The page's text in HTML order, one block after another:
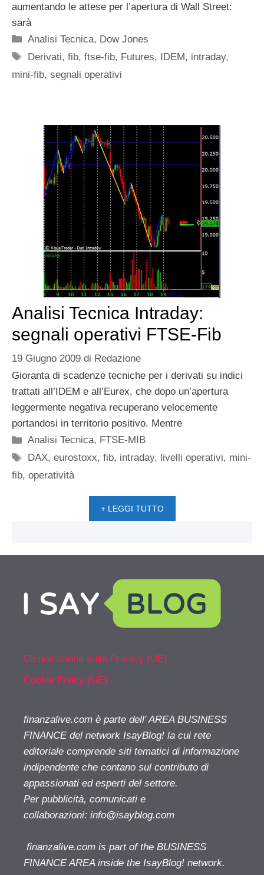
aumentando le attese per l’apertura di Wall Street:
sarà
Categorie
Analisi Tecnica, Dow Jones
Tag
Derivati,fib,ftse-fib, Futures, IDEM, intraday,
mini-fib, segnali operativi
Analisi Tecnica Intraday:
segnali operativi FTSE-Fib
19 Giugno 2009 di Redazione
Gioranta di scadenze tecniche per i derivati su indici
trattati all’IDEM e all’Eurex, che dopo un’apertura
leggermente negativa recuperano velocemente
portandosi in territorio positivo. Mentre
Categorie
Analisi Tecnica, FTSE-MIB
Tag
DAX,eurostoxx,fib, intraday, livelli operativi, mini-
fib, operatività
+ LEGGI TUTTO
Dichiarazione sulla Privacy (UE)
Cookie Policy (UE)
finanzalive.com è parte dell' AREA BUSINESS
FINANCE del network IsayBlog! la cui rete
editoriale comprende siti tematici di informazione
indipendente che contano sul contributo di
appassionati ed esperti del settore.
Per pubblicità, comunicati e
collaborazioni: info@isayblog.com
finanzalive.com is part of the BUSINESS
FINANCE AREA inside the IsayBlog! network.